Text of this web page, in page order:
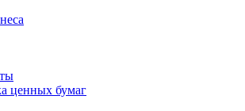
ценных бумаг